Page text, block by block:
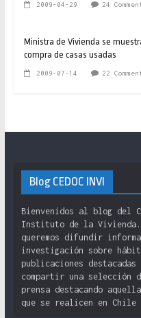
2009-04-29 24
Ministra de Vivienda se
compra de casas usadas
2009-07-14 22
Blog CEDOC INVI
Bienvenidos al blog del
Instituto de la
queremos difundir
investigación sobre
publicaciones destacadas
compartir una selección
prensa destacando
que se realicen en